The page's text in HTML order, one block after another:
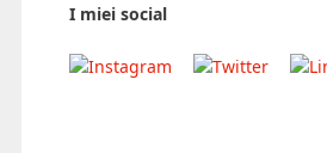
I miei social